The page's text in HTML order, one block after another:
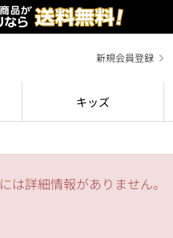
新規会員登録
キッズ
は詳細情報がありません。